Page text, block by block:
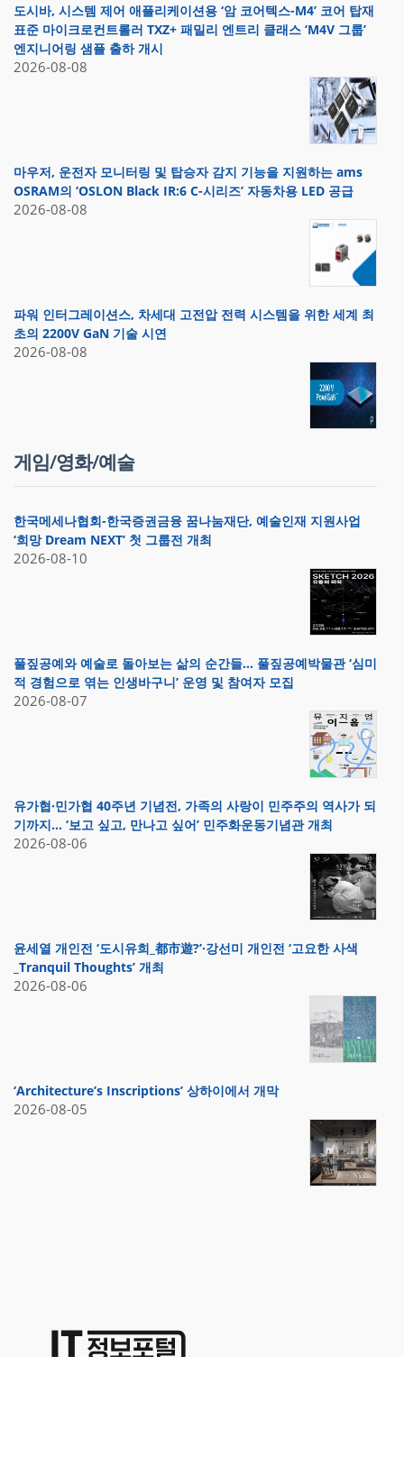
도시바, 시스템 제어 애플리케이션용 ‘암 코어텍스-M4’ 코어 탑재
표준 마이크로컨트롤러 TXZ+ 패밀리 엔트리 클래스 ‘M4V 그룹’
엔지니어링 샘플 출하 개시
2026-08-08
마우저, 운전자 모니터링 및 탑승자 감지 기능을 지원하는 ams
OSRAM의 ‘OSLON Black IR:6 C-시리즈’ 자동차용 LED 공급
2026-08-08
파워 인터그레이션스, 차세대 고전압 전력 시스템을 위한 세계 최
초의 2200V GaN 기술 시연
2026-08-08
게임/영화/예술
한국메세나협회-한국증권금융 꿈나눔재단, 예술인재 지원사업
‘희망 Dream NEXT’ 첫 그룹전 개최
2026-08-10
풀짚공예와 예술로 돌아보는 삶의 순간들… 풀짚공예박물관 ‘심미
적 경험으로 엮는 인생바구니’ 운영 및 참여자 모집
2026-08-07
유가협·민가협 40주년 기념전, 가족의 사랑이 민주주의 역사가 되
기까지… ‘보고 싶고, 만나고 싶어’ 민주화운동기념관 개최
2026-08-06
윤세열 개인전 ‘도시유희_都市遊?’·강선미 개인전 ‘고요한 사색
_Tranquil Thoughts’ 개최
2026-08-06
‘Architecture’s Inscriptions’ 상하이에서 개막
2026-08-05